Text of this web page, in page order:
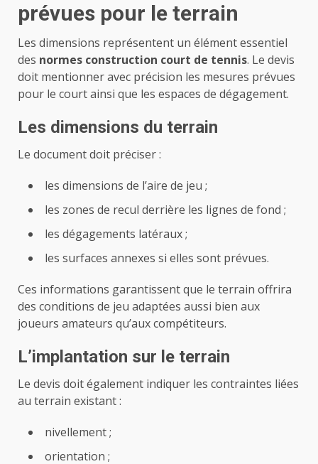
prévues pour le terrain
Les dimensions représentent un élément essentiel
des normes construction court de tennis. Le devis
doit mentionner avec précision les mesures prévues
pour le court ainsi que les espaces de dégagement.
Les dimensions du terrain
Le document doit préciser :
les dimensions de l’aire de jeu ;
les zones de recul derrière les lignes de fond ;
les dégagements latéraux ;
les surfaces annexes si elles sont prévues.
Ces informations garantissent que le terrain offrira
des conditions de jeu adaptées aussi bien aux
joueurs amateurs qu’aux compétiteurs.
L’implantation sur le terrain
Le devis doit également indiquer les contraintes liées
au terrain existant :
nivellement ;
orientation ;